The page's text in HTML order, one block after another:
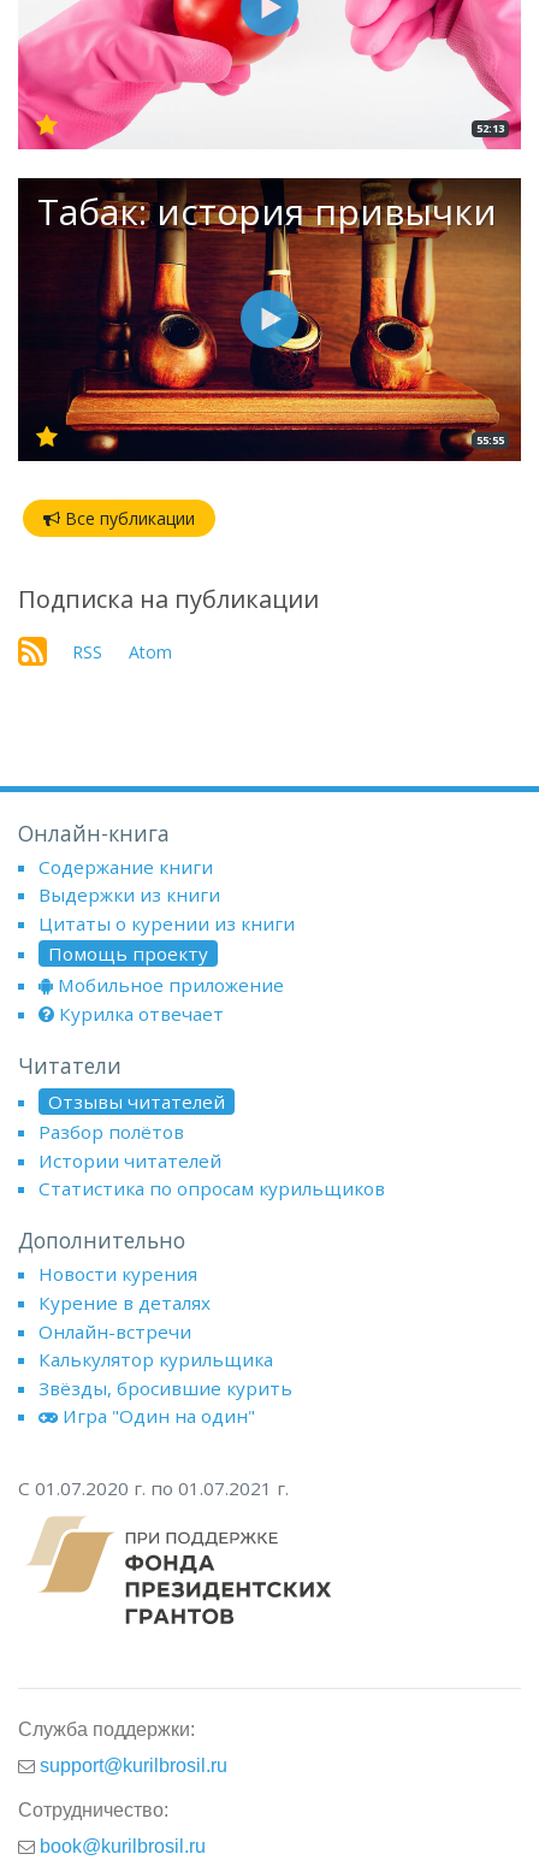
52:13
Табак: история привычки
55:55
Все публикации
Подписка на публикации
RSS Atom
Онлайн-книга
Содержание книги
Выдержки из книги
Цитаты о курении из книги
Помощь проекту
Мобильное приложение
Курилка отвечает
Читатели
Отзывы читателей
Разбор полётов
Истории читателей
Статистика по опросам курильщиков
Дополнительно
Новости курения
Курение в деталях
Онлайн-встречи
Калькулятор курильщика
Звёзды, бросившие курить
Игра "Один на один"
С 01.07.2020 г. по 01.07.2021 г.
Служба поддержки:
support@kurilbrosil.ru
Сотрудничество:
book@kurilbrosil.ru